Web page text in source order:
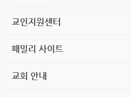
교인지원센터
패밀리 사이트
교회 안내